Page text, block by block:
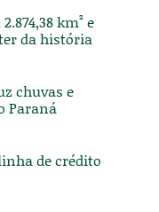
km² e
da história
chuvas e
Paraná
de crédito